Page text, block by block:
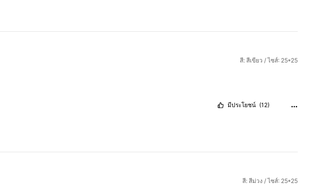
สี: สีเขียว / ไซส์: 25*25
มีประโยชน์ (12)
สี: สีม่วง / ไซส์: 25*25